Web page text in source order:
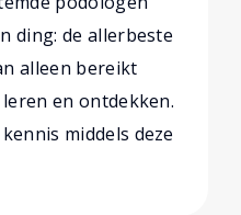
ding: de allerbeste
alleen bereikt
en ontdekken.
middels deze